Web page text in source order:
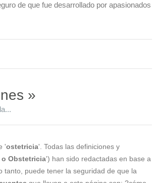
de que fue desarrollado por apasionados
»
'ostetricia'. Todas las definiciones y
Obstetricia') han sido redactadas en base a
tanto, puede tener la seguridad de que la